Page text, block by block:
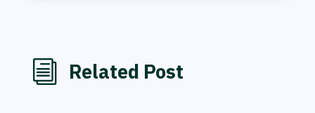
i Related Post